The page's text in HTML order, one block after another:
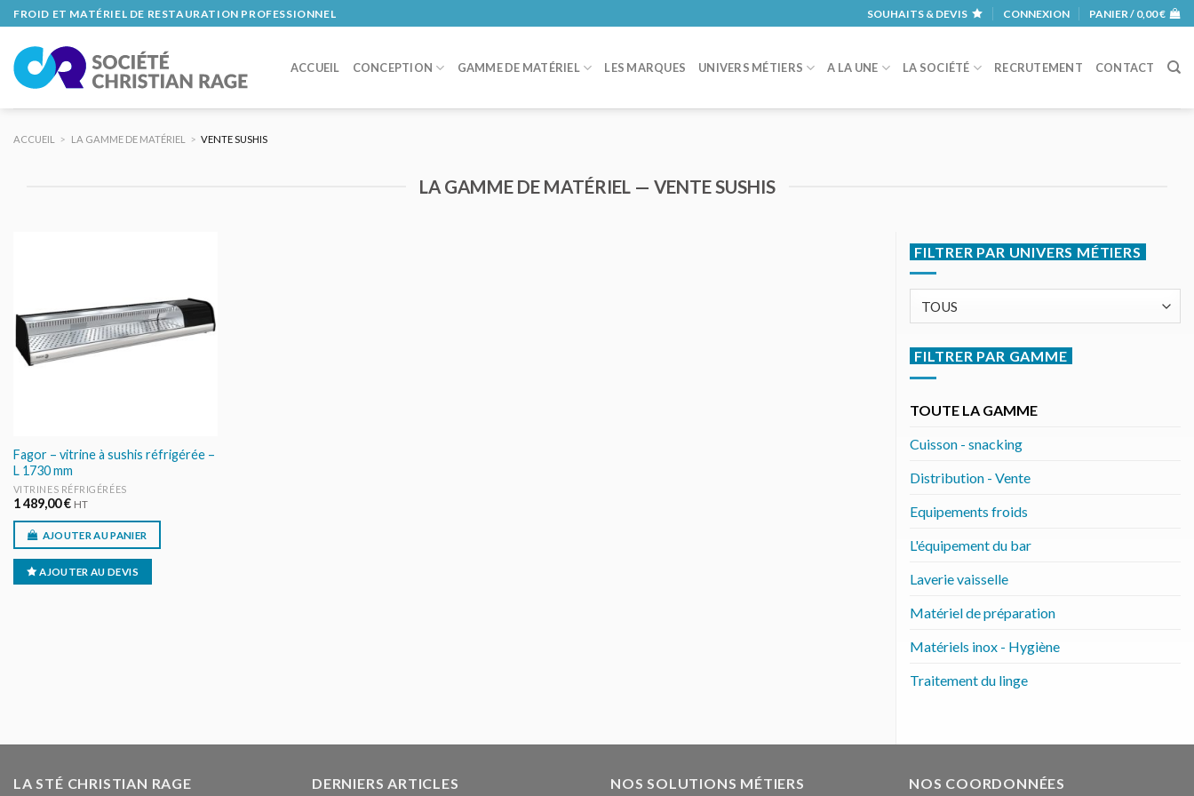
Skip
to
content
FROID ET MATÉRIEL DE RESTAURATION PROFESSIONNEL SOUHAITS & DEVIS CONNEXION PANIER / 0,00€
ACCUEIL CONCEPTION GAMME DE MATÉRIEL LES MARQUES UNIVERS MÉTIERS A LA UNE LA SOCIÉTÉ RECRUTEMENT CONTACT
ACCUEIL > LA GAMME DE MATÉRIEL > VENTE SUSHIS
LA GAMME DE MATÉRIEL — VENTE SUSHIS
Fagor – vitrine à sushis réfrigérée –
L 1730 mm
VITRINES RÉFRIGÉRÉES
1 489,00€ HT
AJOUTER AU PANIER
AJOUTER AU DEVIS
FILTRER PAR UNIVERS MÉTIERS
FILTRER PAR GAMME
TOUTE LA GAMME
Cuisson - snacking
Distribution - Vente
Equipements froids
L'équipement du bar
Laverie vaisselle
Matériel de préparation
Matériels inox - Hygiène
Traitement du linge
LA STÉ CHRISTIAN RAGE DERNIERS ARTICLES NOS SOLUTIONS MÉTIERS NOS COORDONNÉES